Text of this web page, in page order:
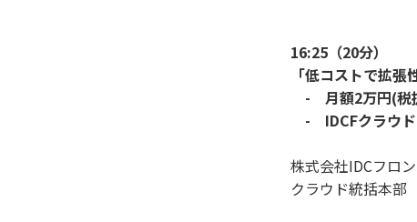
16:25（20分）
「低コストで拡
- 月額2万円(税
- IDCFクラウド
株式会社IDCフロ
クラウド統括本